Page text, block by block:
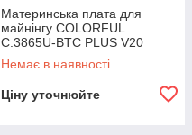
Материнська плата для
майнінгу COLORFUL
C.3865U-BTC PLUS V20
Немає в наявності
Ціну уточнюйте